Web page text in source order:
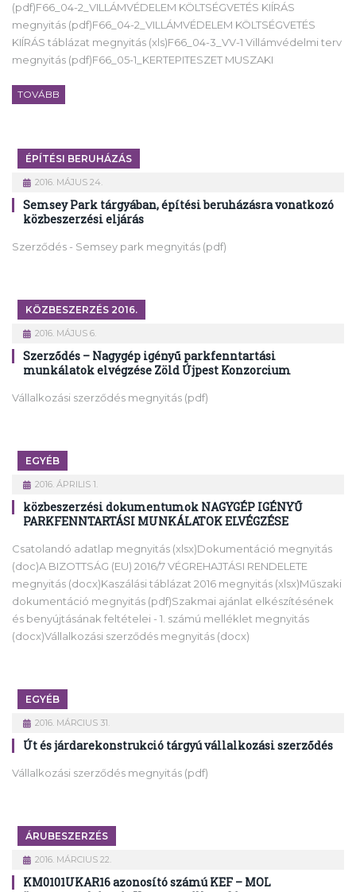
(pdf)F66_04-2_VILLÁMVÉDELEM KÖLTSÉGVETÉS KIÍRÁS
megnyitás (pdf)F66_04-2_VILLÁMVÉDELEM KÖLTSÉGVETÉS
KIÍRÁS táblázat megnyitás (xls)F66_04-3_VV-1 Villámvédelmi terv
megnyitás (pdf)F66_05-1_KERTEPITESZET MUSZAKI
TOVÁBB
ÉPÍTÉSI BERUHÁZÁS
2016. MÁJUS 24.
Semsey Park tárgyában, építési beruházásra vonatkozó
közbeszerzési eljárás
Szerződés - Semsey park megnyitás (pdf)
KÖZBESZERZÉS 2016.
2016. MÁJUS 6.
Szerződés – Nagygép igényű parkfenntartási
munkálatok elvégzése Zöld Újpest Konzorcium
Vállalkozási szerződés megnyitás (pdf)
EGYÉB
2016. ÁPRILIS 1.
közbeszerzési dokumentumok NAGYGÉP IGÉNYŰ
PARKFENNTARTÁSI MUNKÁLATOK ELVÉGZÉSE
Csatolandó adatlap megnyitás (xlsx)Dokumentáció megnyitás
(doc)A BIZOTTSÁG (EU) 2016/7 VÉGREHAJTÁSI RENDELETE
megnyitás (docx)Kaszálási táblázat 2016 megnyitás (xlsx)Műszaki
dokumentáció megnyitás (pdf)Szakmai ajánlat elkészítésének
és benyújtásának feltételei - 1. számú melléklet megnyitás
(docx)Vállalkozási szerződés megnyitás (docx)
EGYÉB
2016. MÁRCIUS 31.
Út és járdarekonstrukció tárgyú vállalkozási szerződés
Vállalkozási szerződés megnyitás (pdf)
ÁRUBESZERZÉS
2016. MÁRCIUS 22.
KM0101UKAR16 azonosító számú KEF – MOL